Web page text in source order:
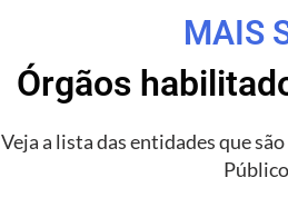
MAIS
Órgãos
Veja a listadas entidades que